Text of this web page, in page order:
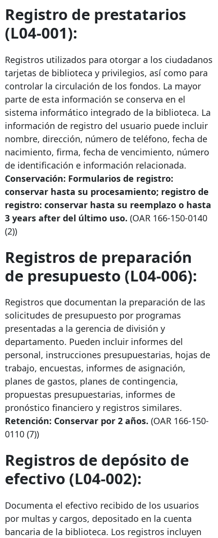
Registro de prestatarios
(L04-001):
Registros utilizados para otorgar a los ciudadanos
tarjetas de biblioteca y privilegios, así como para
controlar la circulación de los fondos. La mayor
parte de esta información se conserva en el
sistema informático integrado de la biblioteca. La
información de registro del usuario puede incluir
nombre, dirección, número de teléfono, fecha de
nacimiento, firma, fecha de vencimiento, número
de identificación e información relacionada.
Conservación: Formularios de registro:
conservar hasta su procesamiento; registro de
registro: conservar hasta su reemplazo o hasta
3 years after del último uso. (OAR 166-150-0140
(2))
Registros de preparación
de presupuesto (L04-006):
Registros que documentan la preparación de las
solicitudes de presupuesto por programas
presentadas a la gerencia de división y
departamento. Pueden incluir informes del
personal, instrucciones presupuestarias, hojas de
trabajo, encuestas, informes de asignación,
planes de gastos, planes de contingencia,
propuestas presupuestarias, informes de
pronóstico financiero y registros similares.
Retención: Conservar por 2 años. (OAR 166-150-
0110 (7))
Registros de depósito de
efectivo (L04-002):
Documenta el efectivo recibido de los usuarios
por multas y cargos, depositado en la cuenta
bancaria de la biblioteca. Los registros incluyen